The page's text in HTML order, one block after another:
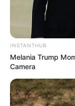
INSTANTHUB
Melania Trump
Camera